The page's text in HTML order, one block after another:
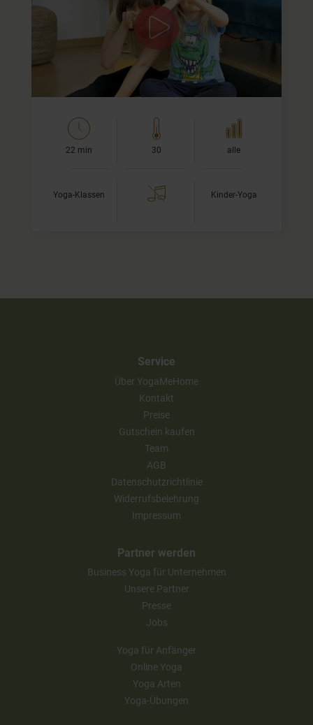
Diese Kinderyoga-Video richtet sich an Kids zwischen ca.
5 und 8 Jahren UND ihre Mamas oder Papas. Als
bettelarme Piraten stechen wir zunächst mit unserem
Ruderboot in See…
22 min 30 alle
Yoga-Klassen Kinder-Yoga
Service
Über YogaMeHome
Kontakt
Preise
Gutschein kaufen
Team
AGB
Datenschutzrichtlinie
Widerrufsbelehrung
Impressum
Partner werden
Business Yoga für Unternehmen
Unsere Partner
Presse
Jobs
Yoga für Anfänger
Online Yoga
Yoga Arten
Yoga-Übungen